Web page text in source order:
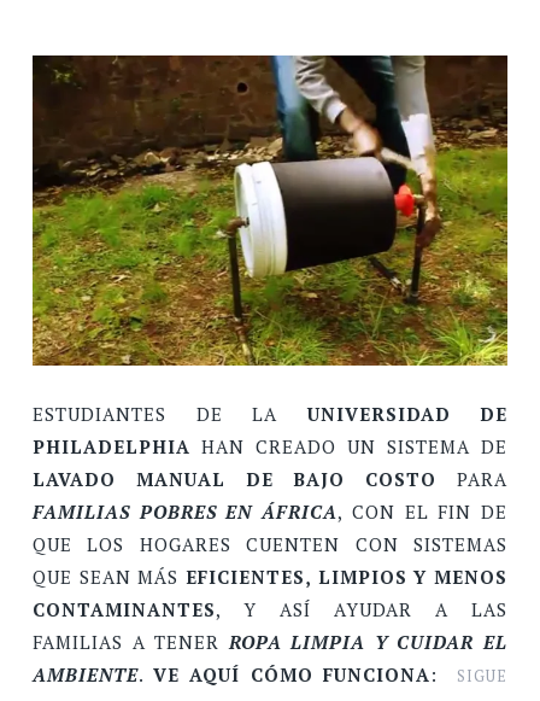
ESTUDIANTES DE LAUNIVERSIDAD DE
PHILADELPHIA HAN CREADO UN SISTEMA DE
LAVADO MANUAL DE BAJO COSTO
PARA
FAMILIAS POBRES EN ÁFRICA, CON EL FIN DE
QUE LOS HOGARES CUENTEN CON SISTEMAS
QUE SEAN MÁS EFICIENTES, LIMPIOS Y MENOS
CONTAMINANTES, Y ASÍ AYUDAR A LAS
FAMILIAS A TENERROPA LIMPIA Y CUIDAR EL
AMBIENTE.VE AQUÍ CÓMO FUNCIONA:
SIGUE